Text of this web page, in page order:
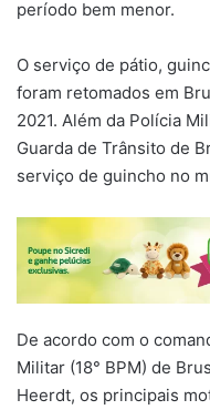
período bem menor.
O serviço de pátio,
foram retomados em
2021. Além da Polícia
Guarda de Trânsito de
serviço de guincho no
De acordo com o
Militar (18° BPM) de
Heerdt, os principais